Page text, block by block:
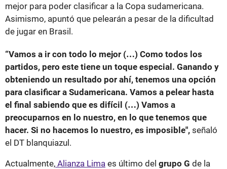
mejor para poder clasificar a la Copa sudamericana.
Asimismo, apuntó que pelearán a pesar de la dificultad
de jugar en Brasil.
“Vamos a ir con todo lo mejor (…) Como todos los
partidos, pero este tiene un toque especial. Ganando y
obteniendo un resultado por ahí, tenemos una opción
para clasificar a Sudamericana. Vamos a pelear hasta
el final sabiendo que es difícil (…) Vamos a
preocuparnos en lo nuestro, en lo que tenemos que
hacer. Si no hacemos lo nuestro, es imposible", señaló
el DT blanquiazul.
Actualmente, Alianza Lima es último del grupo G de la